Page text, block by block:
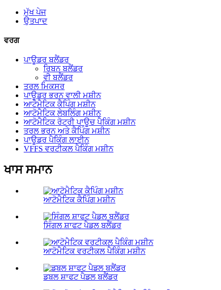
ਮੁੱਖ ਪੇਜ
ਉਤਪਾਦ
ਵਰਗ
ਪਾਊਡਰ ਬਲੈਂਡਰ
ਰਿਬਨ ਬਲੈਂਡਰ
ਵੀ ਬਲੈਂਡਰ
ਤਰਲ ਮਿਕਸਰ
ਪਾਊਡਰ ਭਰਨ ਵਾਲੀ ਮਸ਼ੀਨ
ਆਟੋਮੈਟਿਕ ਕੈਪਿੰਗ ਮਸ਼ੀਨ
ਆਟੋਮੈਟਿਕ ਲੇਬਲਿੰਗ ਮਸ਼ੀਨ
ਆਟੋਮੈਟਿਕ ਰੋਟਰੀ ਪਾਊਚ ਪੈਕਿੰਗ ਮਸ਼ੀਨ
ਤਰਲ ਭਰਨ ਅਤੇ ਕੈਪਿੰਗ ਮਸ਼ੀਨ
ਪਾਊਡਰ ਪੈਕਿੰਗ ਲਾਈਨ
VFFS ਵਰਟੀਕਲ ਪੈਕਿੰਗ ਮਸ਼ੀਨ
ਖਾਸ ਸਮਾਨ
ਆਟੋਮੈਟਿਕ ਕੈਪਿੰਗ ਮਸ਼ੀਨ
ਸਿੰਗਲ ਸ਼ਾਫਟ ਪੈਡਲ ਬਲੈਂਡਰ
ਆਟੋਮੈਟਿਕ ਵਰਟੀਕਲ ਪੈਕਿੰਗ ਮਸ਼ੀਨ
ਡਬਲ ਸ਼ਾਫਟ ਪੈਡਲ ਬਲੈਂਡਰ